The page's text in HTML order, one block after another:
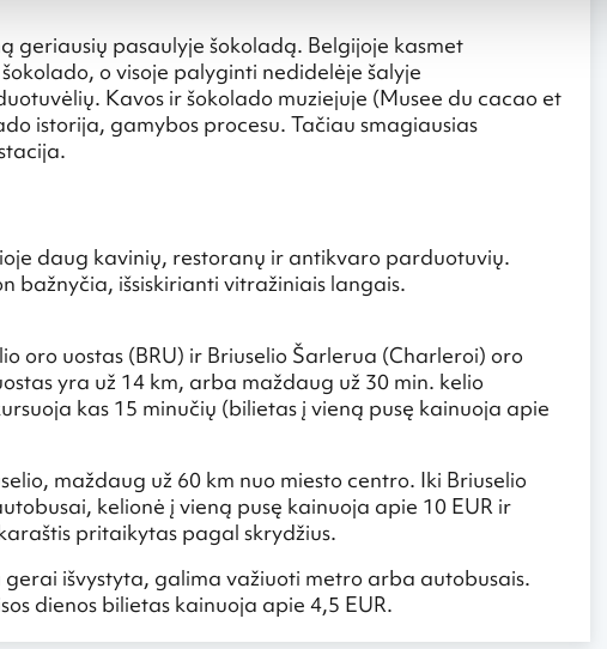
geriausių pasaulyje šokoladą. Belgijoje kasmet
o visoje palyginti nedidelėje šalyje
Kavos ir šokolado muziejuje (Musee du cacao et
istorija, gamybos procesu. Tačiau smagiausias
daug kavinių, restoranų ir antikvaro parduotuvių.
bažnyčia, išsiskirianti vitražiniais langais.
oro uostas (BRU) ir Briuselio Šarlerua (Charleroi) oro
yra už 14 km, arba maždaug už 30 min. kelio
kas 15 minučių (bilietas į vieną pusę kainuoja apie
maždaug už 60 km nuo miesto centro. Iki Briuselio
kelionė į vieną pusę kainuoja apie 10 EUR ir
pritaikytas pagal skrydžius.
išvystyta, galima važiuoti metro arba autobusais.
dienos bilietas kainuoja apie 4,5 EUR.